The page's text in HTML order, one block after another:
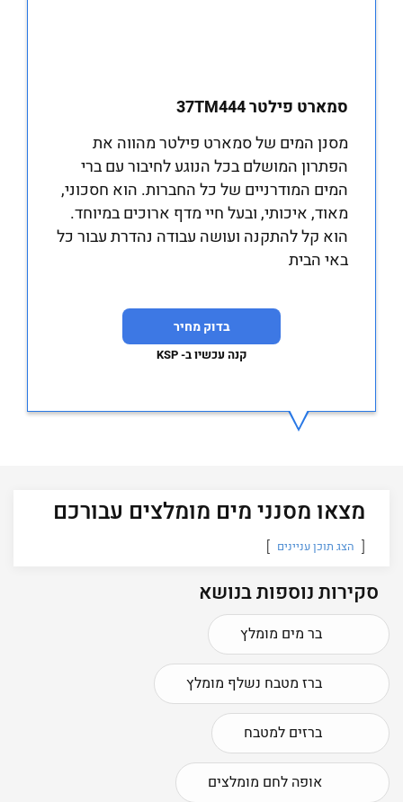
סמארט פילטר 37TM444
מסנן המים של סמארט פילטר מהווה את
הפתרון המושלם בכל הנוגע לחיבור עם ברי
המים המודרניים של כל החברות. הוא חסכוני,
מאוד, איכותי, ובעל חיי מדף ארוכים במיוחד.
הוא קל להתקנה ועושה עבודה נהדרת עבור כל
באי הבית
בדוק מחיר
קנה עכשיו ב- KSP
מצאו מסנני מים מומלצים עבורכם
הצג תוכן עניינים
סקירות נוספות בנושא
בר מים מומלץ
ברז מטבח נשלף מומלץ
ברזים למטבח
אופה לחם מומלצים